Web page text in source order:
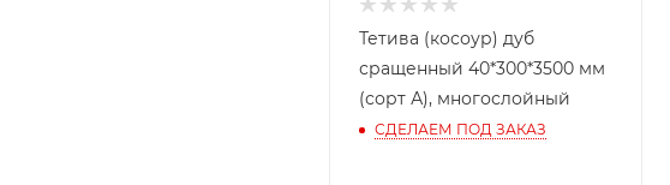
Тетива (косоур) дуб
сращенный 40*300*3500 мм
(сорт А), многослойный
СДЕЛАЕМ ПОД ЗАКАЗ